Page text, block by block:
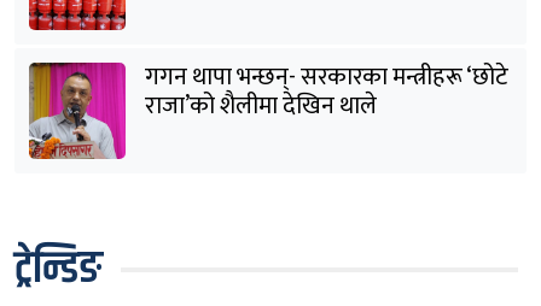
गगन थापा भन्छन्- सरकारका मन्त्रीहरू ‘छोटे
राजा’को शैलीमा देखिन थाले
ट्रेन्डिङ